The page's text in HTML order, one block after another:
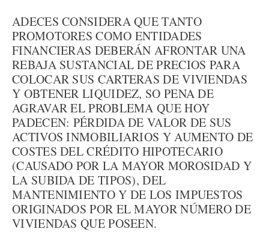
ADECES CONSIDERA QUE TANTO
PROMOTORES COMO ENTIDADES
FINANCIERAS DEBERÁN AFRONTAR UNA
REBAJA SUSTANCIAL DE PRECIOS PARA
COLOCAR SUS CARTERAS DE VIVIENDAS
Y OBTENER LIQUIDEZ, SO PENA DE
AGRAVAR EL PROBLEMA QUE HOY
PADECEN: PÉRDIDA DE VALOR DE SUS
ACTIVOS INMOBILIARIOS Y AUMENTO DE
COSTES DEL CRÉDITO HIPOTECARIO
(CAUSADO POR LA MAYOR MOROSIDAD Y
LA SUBIDA DE TIPOS), DEL
MANTENIMIENTO Y DE LOS IMPUESTOS
ORIGINADOS POR EL MAYOR NÚMERO DE
VIVIENDAS QUE POSEEN.